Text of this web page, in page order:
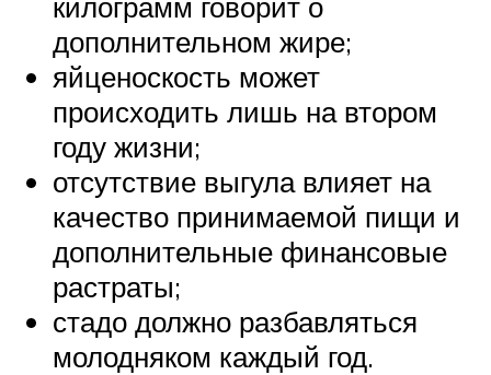
дополнительном жире;
яйценоскость может
происходить лишь на втором
году жизни;
отсутствие выгула влияет на
качество принимаемой пищи и
дополнительные финансовые
растраты;
стадо должно разбавляться
молодняком каждый год.